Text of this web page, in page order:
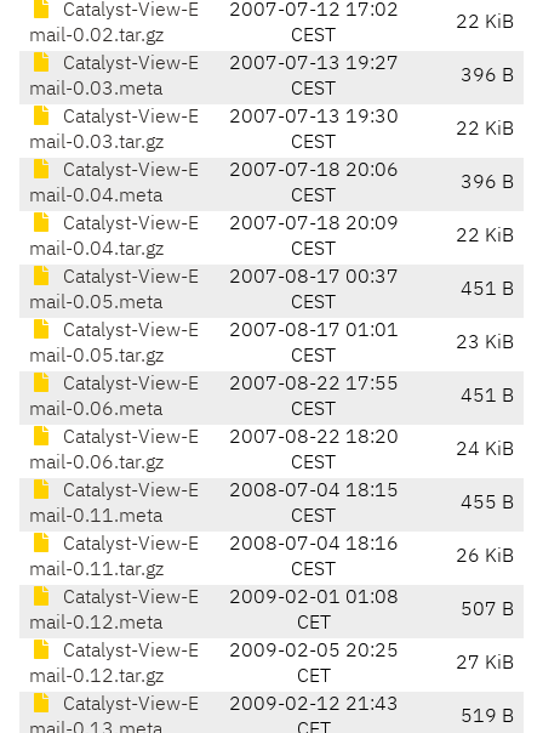
Catalyst-View-E
mail-0.02.tar.gz
2007-07-12 17:02
CEST
22 KiB
Catalyst-View-E
mail-0.03.meta
2007-07-13 19:27
CEST
396 B
Catalyst-View-E
mail-0.03.tar.gz
2007-07-13 19:30
CEST
22 KiB
Catalyst-View-E
mail-0.04.meta
2007-07-18 20:06
CEST
396 B
Catalyst-View-E
mail-0.04.tar.gz
2007-07-18 20:09
CEST
22 KiB
Catalyst-View-E
mail-0.05.meta
2007-08-17 00:37
CEST
451 B
Catalyst-View-E
mail-0.05.tar.gz
2007-08-17 01:01
CEST
23 KiB
Catalyst-View-E
mail-0.06.meta
2007-08-22 17:55
CEST
451 B
Catalyst-View-E
mail-0.06.tar.gz
2007-08-22 18:20
CEST
24 KiB
Catalyst-View-E
mail-0.11.meta
2008-07-04 18:15
CEST
455 B
Catalyst-View-E
mail-0.11.tar.gz
2008-07-04 18:16
CEST
26 KiB
Catalyst-View-E
mail-0.12.meta
2009-02-01 01:08
CET
507 B
Catalyst-View-E
mail-0.12.tar.gz
2009-02-05 20:25
CET
27 KiB
Catalyst-View-E
2009-02-12 21:43
519 B